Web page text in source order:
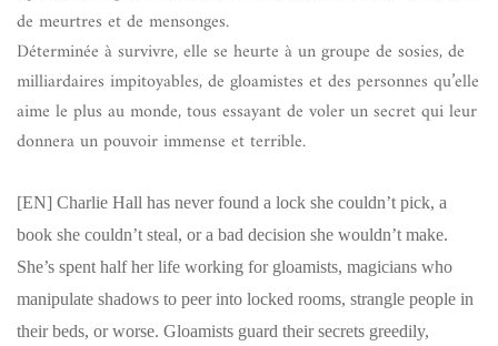
de meurtres et de mensonges.
Déterminée à survivre, elle se heurte à un groupe de sosies, de
milliardaires impitoyables, de gloamistes et des personnes qu’elle
aime le plus au monde, tous essayant de voler un secret qui leur
donnera un pouvoir immense et terrible.
[EN] Charlie Hall has never found a lock she couldn’t pick, a
book she couldn’t steal, or a bad decision she wouldn’t make.
She’s spent half her life working for gloamists, magicians who
manipulate shadows to peer into locked rooms, strangle people in
their beds, or worse. Gloamists guard their secrets greedily,